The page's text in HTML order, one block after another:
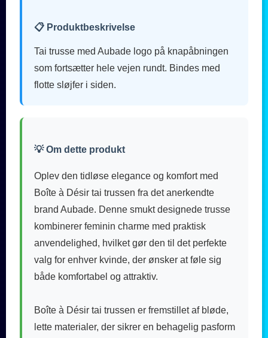
📋 Produktbeskrivelse
Tai trusse med Aubade logo på knapåbningen
som fortsætter hele vejen rundt. Bindes med
flotte sløjfer i siden.
💡 Om dette produkt
Oplev den tidløse elegance og komfort med
Boîte à Désir tai trussen fra det anerkendte
brand Aubade. Denne smukt designede trusse
kombinerer feminin charme med praktisk
anvendelighed, hvilket gør den til det perfekte
valg for enhver kvinde, der ønsker at føle sig
både komfortabel og attraktiv.
Boîte à Désir tai trussen er fremstillet af bløde,
lette materialer, der sikrer en behagelig pasform